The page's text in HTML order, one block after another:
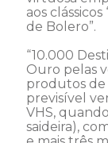
aos
de Bolero”.
“10.000
Ouro pelas
produtos de
previsível
VHS,
saideira),